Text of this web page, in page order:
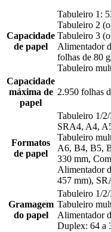
Capacidade
de papel
Tabuleiro 1:
Tabuleiro 2
Tabuleiro 3
Alimentador
folhas de 80
Tabuleiro
Capacidade
máxima de
papel
2.950 folhas
Formatos
de papel
Tabuleiro 1/
SRA4, A4,
Tabuleiro
A6, B4, B5,
330 mm,
Alimentador
457 mm),
Gramagem
do papel
Tabuleiro 1/
Tabuleiro
Alimentador
Duplex: 64 a